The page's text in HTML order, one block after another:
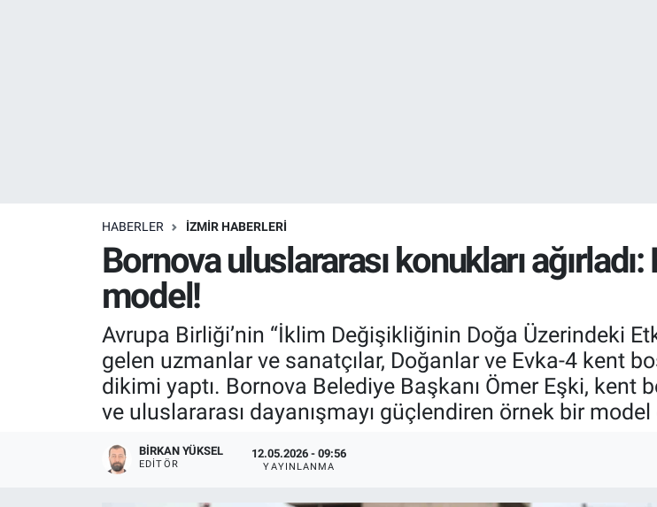
HABERLER İZMİR HABERLERİ
Bornova uluslararası konukları
model!
Avrupa Birliği’nin “İklim Değişikliğinin Doğa Üzerindeki
gelen uzmanlar ve sanatçılar, Doğanlar ve Evka-4 kent
dikimi yaptı. Bornova Belediye Başkanı Ömer Eşki, kent
ve uluslararası dayanışmayı güçlendiren örnek bir
BIRKAN YÜKSEL
EDITÖR
12.05.2026 - 09:56
YAYINLANMA